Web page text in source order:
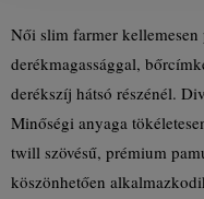
Női slim farmer kellemesen
derékmagassággal,
derékszíj hátsó részénél.
Minőségi anyaga
twill szövésű, prémium
köszönhetően